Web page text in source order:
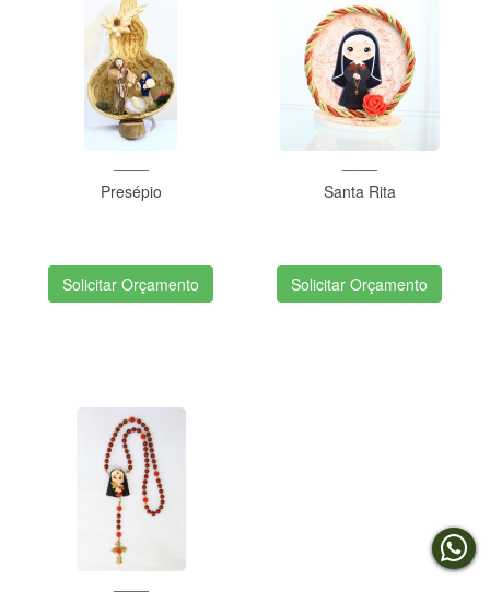
Presépio
Solicitar Orçamento
Santa Rita
Solicitar Orçamento